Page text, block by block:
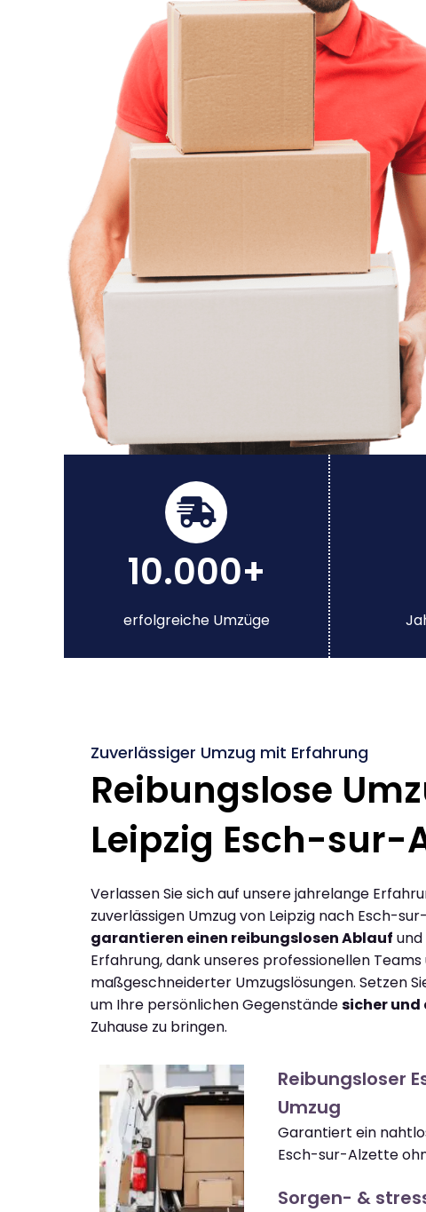
10.000+
erfolgreiche Umzüge
Zuverlässiger Umzug mit Erfahrung
Reibungslose
Leipzig Esch-sur-
Verlassen Sie sich auf unsere jahrelange
zuverlässigen Umzug von Leipzig nach Esch-
garantieren einen reibungslosen Ablauf
Erfahrung, dank unseres professionellen Teams
maßgeschneiderter Umzugslösungen. Setzen
um Ihre persönlichen Gegenständesicher
Zuhause zu bringen.
Reibungsloser
Umzug
Garantiert ein
Esch-sur-Alzette
Sorgen- &